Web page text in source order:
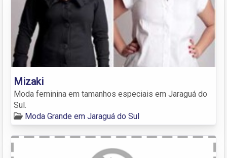
Mizaki
Moda feminina em tamanhos especiais em Jaraguá do
Sul.
Moda Grande em Jaraguá do Sul